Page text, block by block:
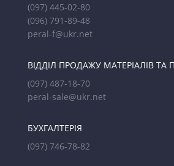
(097) 445-02-80
(096) 791-89-48
peral-f@ukr.net
ВІДДІЛ ПРОДАЖУ МАТЕРІАЛІВ ТА
(097) 487-18-70
peral-sale@ukr.net
БУХГАЛТЕРІЯ
(097) 746-78-82